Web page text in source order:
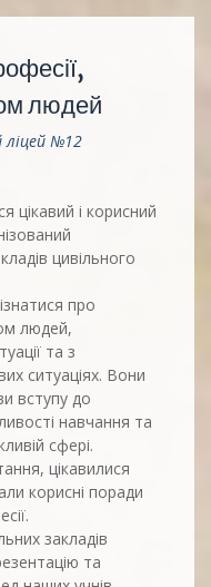
людей
ліцей №12
цікавий і корисний
цивільного
про
людей,
та з
ситуаціях. Вони
вступу до
навчання та
сфері.
цікавилися
корисні поради
закладів
та